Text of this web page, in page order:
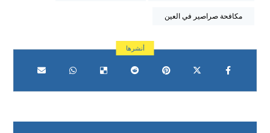
مكافحة صراصير في العين